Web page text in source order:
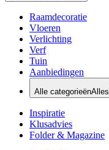
Raamdecoratie
Vloeren
Verlichting
Verf
Tuin
Aanbiedingen
Alle categorieënAlles
Inspiratie
Klusadvies
Folder & Magazine